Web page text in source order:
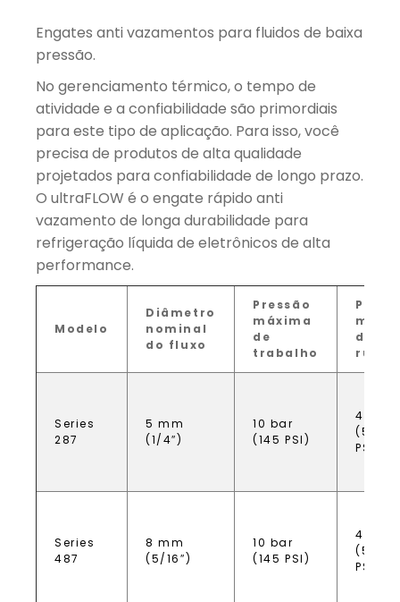
Engates anti vazamentos para fluidos de baixa
pressão.
No gerenciamento térmico, o tempo de
atividade e a confiabilidade são primordiais
para este tipo de aplicação. Para isso, você
precisa de produtos de alta qualidade
projetados para confiabilidade de longo prazo.
O ultraFLOW é o engate rápido anti
vazamento de longa durabilidade para
refrigeração líquida de eletrônicos de alta
performance.
Modelo
Diâmetro
nominal
do fluxo
Pressão
máxima
de
trabalho
de
Series
287
5 mm
(1/4″)
10 bar
(145 PSI)
40 bar
(580
PSI)
Series
487
8 mm
(5/16″)
10 bar
(145 PSI)
40 bar
(580
PSI)